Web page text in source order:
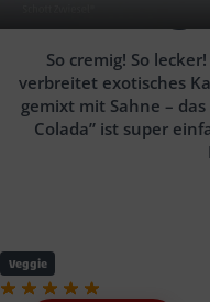
Naturgut)
25 ml
So cremig! So
verbreitet exotisches
gemixt mit Sahne –
Colada” ist super
Veggie